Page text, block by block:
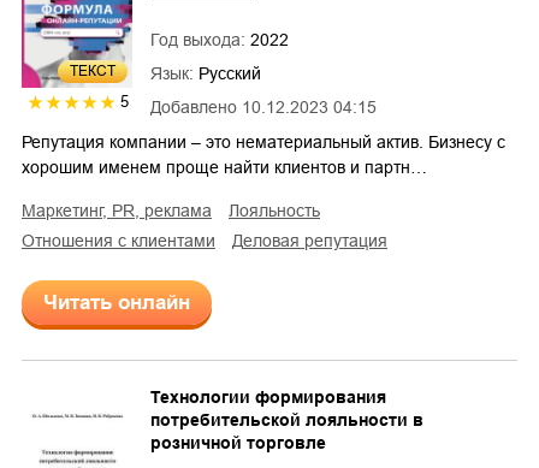
ТЕКСТ
5 Добавлено 10.12.2023 04:15
Год выхода: 2022
Язык: Русский
Репутация компании – это нематериальный актив. Бизнесу с
хорошим именем проще найти клиентов и партн…
маркетинг, PR, реклама
лояльность
отношения с клиентами
деловая репутация
Читать онлайн
Технологии формирования
потребительской лояльности в
розничной торговле